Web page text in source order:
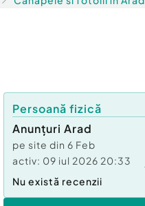
Persoană fizică
Anunțuri Arad
pe site din 6 Feb
activ: 09 iul 2026 20:33
Nu există recenzii